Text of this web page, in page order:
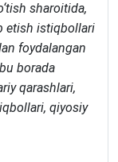
sharoitida,
etish istiqbollari
foydalangan
borada
qarashlari,
qiyosiy